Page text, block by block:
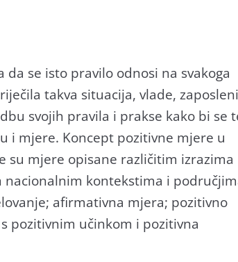
se isto pravilo odnosi na svakoga
takva situacija, vlade,
svojih pravila i prakse kako bi se
i mjere. Koncept pozitivne mjere u
su mjere opisane različitim izrazima
kontekstima i
afirmativna mjera; pozitivno
pozitivnim učinkom i pozitivna